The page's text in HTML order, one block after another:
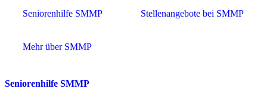
Seniorenhilfe SMMP Stellenangebote bei SMMP
Mehr über SMMP
Seniorenhilfe SMMP